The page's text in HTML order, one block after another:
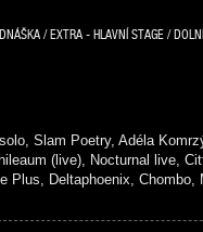
/ EXTRA - HLAVNÍ STAGE /
Slam Poetry, Adéla
(live), Nocturnal live,
Deltaphoenix, Chombo,